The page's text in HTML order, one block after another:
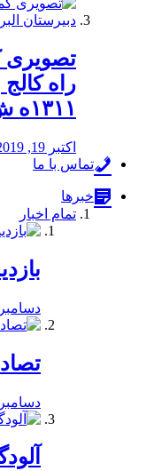
️تصویری
راه
۱۳۱۱ه ش
اکتبر 19, 2019
تماس با ما
خبرها
تمام اخبار
دسامبر 24, 2019
دسامبر 24, 2019